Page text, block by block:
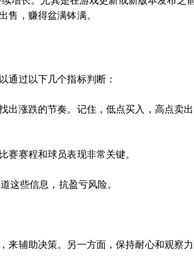
售，赚得盆满钵满。
通过以下几个指标判断：
出涨跌的节奏。记住，低点买入，高点卖
赛赛程和球员表现非常关键。
这些信息，抗盈亏风险。
来辅助决策。另一方面，保持耐心和观察